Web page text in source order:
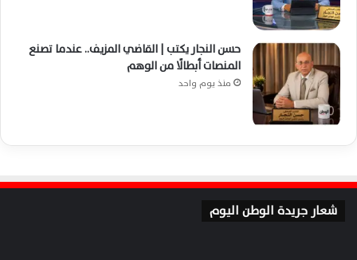
حسن النجار يكتب | القاضي المزيف.. عندما تصنع
المنصات أبطالًا من الوهم
منذ يوم واحد
شعار جريدة الوطن اليوم